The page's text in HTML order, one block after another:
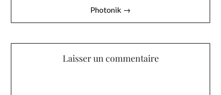
Photonik →
Laisser un commentaire